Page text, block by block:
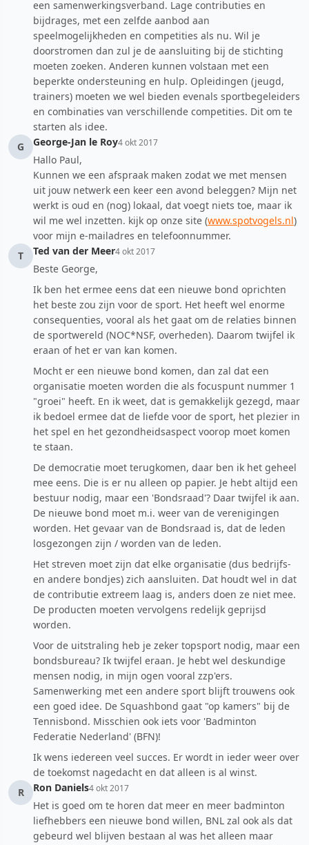
een samenwerkingsverband. Lage contributies en
bijdrages, met een zelfde aanbod aan
speelmogelijkheden en competities als nu. Wil je
doorstromen dan zul je de aansluiting bij de stichting
moeten zoeken. Anderen kunnen volstaan met een
beperkte ondersteuning en hulp. Opleidingen (jeugd,
trainers) moeten we wel bieden evenals sportbegeleiders
en combinaties van verschillende competities. Dit om te
starten als idee.
G
George-Jan le Roy4 okt 2017
Hallo Paul,
Kunnen we een afspraak maken zodat we met mensen
uit jouw netwerk een keer een avond beleggen? Mijn net
werkt is oud en (nog) lokaal, dat voegt niets toe, maar ik
wil me wel inzetten. kijk op onze site (www.spotvogels.nl)
voor mijn e-mailadres en telefoonnummer.
T
Ted van der Meer4 okt 2017
Beste George,
Ik ben het ermee eens dat een nieuwe bond oprichten
het beste zou zijn voor de sport. Het heeft wel enorme
consequenties, vooral als het gaat om de relaties binnen
de sportwereld (NOC*NSF, overheden). Daarom twijfel ik
eraan of het er van kan komen.
Mocht er een nieuwe bond komen, dan zal dat een
organisatie moeten worden die als focuspunt nummer 1
"groei" heeft. En ik weet, dat is gemakkelijk gezegd, maar
ik bedoel ermee dat de liefde voor de sport, het plezier in
het spel en het gezondheidsaspect voorop moet komen
te staan.
De democratie moet terugkomen, daar ben ik het geheel
mee eens. Die is er nu alleen op papier. Je hebt altijd een
bestuur nodig, maar een 'Bondsraad'? Daar twijfel ik aan.
De nieuwe bond moet m.i. weer van de verenigingen
worden. Het gevaar van de Bondsraad is, dat de leden
losgezongen zijn / worden van de leden.
Het streven moet zijn dat elke organisatie (dus bedrijfs-
en andere bondjes) zich aansluiten. Dat houdt wel in dat
de contributie extreem laag is, anders doen ze niet mee.
De producten moeten vervolgens redelijk geprijsd
worden.
Voor de uitstraling heb je zeker topsport nodig, maar een
bondsbureau? Ik twijfel eraan. Je hebt wel deskundige
mensen nodig, in mijn ogen vooral zzp'ers.
Samenwerking met een andere sport blijft trouwens ook
een goed idee. De Squashbond gaat "op kamers" bij de
Tennisbond. Misschien ook iets voor 'Badminton
Federatie Nederland' (BFN)!
Ik wens iedereen veel succes. Er wordt in ieder weer over
de toekomst nagedacht en dat alleen is al winst.
R
Ron Daniels4 okt 2017
Het is goed om te horen dat meer en meer badminton
liefhebbers een nieuwe bond willen, BNL zal ook als dat
gebeurd wel blijven bestaan al was het alleen maar